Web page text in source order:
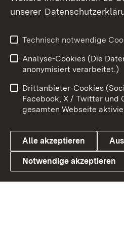
X / Twitter
Youtube
Link zum Landesportal
Benutzungshinweise
Datenschutz
unserer
Technisch notwendige
Analyse-Cookies (Die
anonymisiert verarbeitet.)
Drittanbieter-Cookies
Facebook, X / Twitter und
gesamten Webseite
Alle akzeptieren
Notwendige akzeptieren